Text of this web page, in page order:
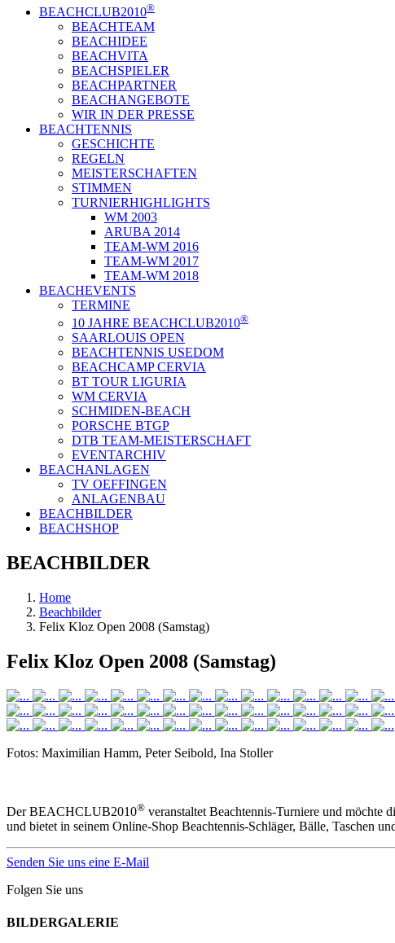
BEACHCLUB2010®
BEACHTEAM
BEACHIDEE
BEACHVITA
BEACHSPIELER
BEACHPARTNER
BEACHANGEBOTE
WIR IN DER PRESSE
BEACHTENNIS
GESCHICHTE
REGELN
MEISTERSCHAFTEN
STIMMEN
TURNIERHIGHLIGHTS
WM 2003
ARUBA 2014
TEAM-WM 2016
TEAM-WM 2017
TEAM-WM 2018
BEACHEVENTS
TERMINE
10 JAHRE BEACHCLUB2010®
SAARLOUIS OPEN
BEACHTENNIS USEDOM
BEACHCAMP CERVIA
BT TOUR LIGURIA
WM CERVIA
SCHMIDEN-BEACH
PORSCHE BTGP
DTB TEAM-MEISTERSCHAFT
EVENTARCHIV
BEACHANLAGEN
TV OEFFINGEN
ANLAGENBAU
BEACHBILDER
BEACHSHOP
BEACHBILDER
Home
Beachbilder
Felix Kloz Open 2008 (Samstag)
Felix Kloz Open 2008 (Samstag)
Fotos: Maximilian Hamm, Peter Seibold, Ina Stoller
Der BEACHCLUB2010® veranstaltet Beachtennis-Turniere und möchte
und bietet in seinem Online-Shop Beachtennis-Schläger, Bälle, Taschen
Senden Sie uns eine E-Mail
Folgen Sie uns
BILDERGALERIE